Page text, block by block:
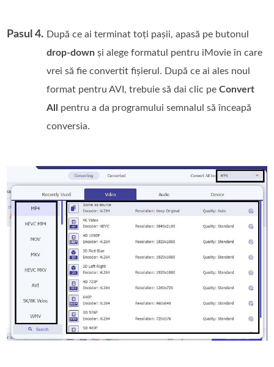
Pasul 4. După ce ai terminat toți pașii, apasă pe butonul
drop‑down și alege formatul pentru iMovie în care
vrei să fie convertit fișierul. După ce ai ales noul
format pentru AVI, trebuie să dai clic peConvert
All
pentru a da programului semnalul să înceapă
conversia.